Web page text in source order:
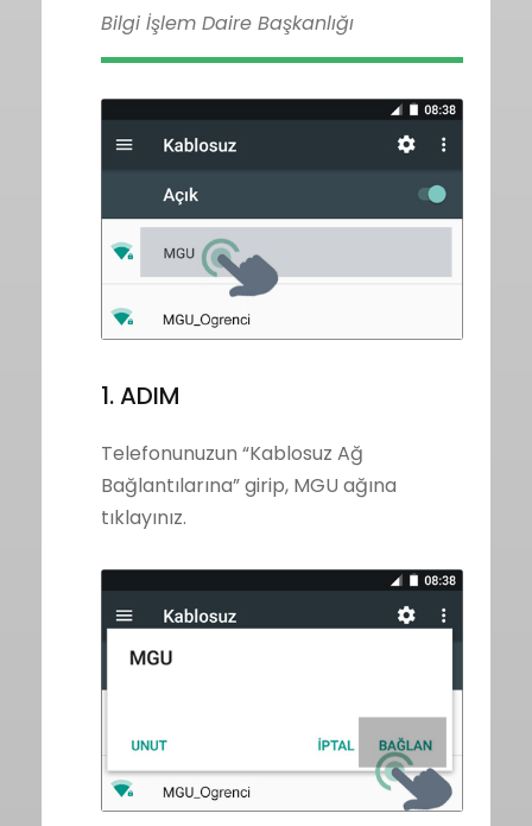
Bilgi İşlem Daire Başkanlığı
1. ADIM
Telefonunuzun “Kablosuz Ağ
Bağlantılarına” girip, MGU ağına
tıklayınız.